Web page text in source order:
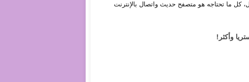
للتشغيل، كل ما تحتاجه هو متصفح حديث واتصال بالإنترنت